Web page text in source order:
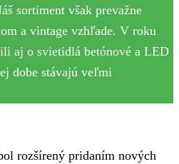
sortiment však prevažne
a vintage vzhľade. V roku
aj o svietidlá betónové a LED
dobe stávajú veľmi
rozšírený pridaním nových